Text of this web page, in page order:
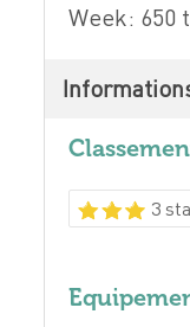
Week: 650
3